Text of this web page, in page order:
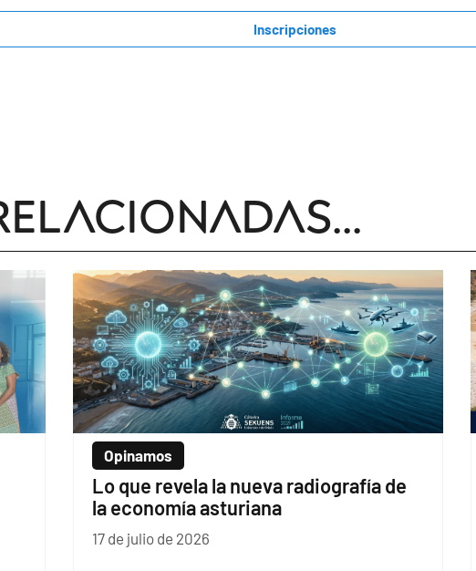
Inscripciones
Opinamos
Lo que revela la nueva radiografía de
la economía asturiana
17 de julio de 2026